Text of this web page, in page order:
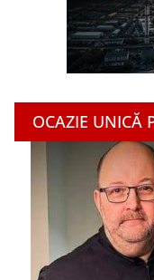
OCAZIE UNICĂ